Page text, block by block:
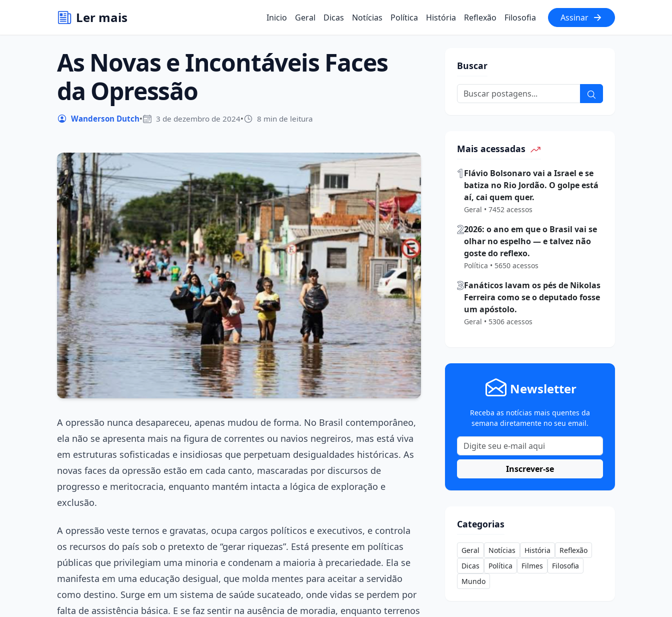
Ler mais Inicio Geral Dicas Notícias Política História Reflexão Filosofia Assinar
As Novas e Incontáveis Faces
da Opressão
Wanderson Dutch• 3 de dezembro de 2024• 8 min de leitura
A opressão nunca desapareceu, apenas mudou de forma. No Brasil contemporâneo,
ela não se apresenta mais na figura de correntes ou navios negreiros, mas está viva
em estruturas sofisticadas e insidiosas que perpetuam desigualdades históricas. As
novas faces da opressão estão em cada canto, mascaradas por discursos de
progresso e meritocracia, enquanto mantém intacta a lógica de exploração e
exclusão.
A opressão veste ternos e gravatas, ocupa cargos políticos e executivos, e controla
os recursos do país sob o pretexto de “gerar riquezas”. Está presente em políticas
públicas que privilegiam uma minoria e condenam a maioria à precariedade. Ela se
manifesta em uma educação desigual, que molda mentes para aceitar a servidão
como destino. Surge em um sistema de saúde sucateado, onde vidas se perdem por
falta de assistência básica. E se faz sentir na ausência de moradia, enquanto terrenos
Buscar
Mais acessadas
1Flávio Bolsonaro vai a Israel e se
batiza no Rio Jordão. O golpe está
aí, cai quem quer.
Geral • 7452 acessos
22026: o ano em que o Brasil vai se
olhar no espelho — e talvez não
goste do reflexo.
Política • 5650 acessos
3Fanáticos lavam os pés de Nikolas
Ferreira como se o deputado fosse
um apóstolo.
Geral • 5306 acessos
Newsletter
Receba as notícias mais quentes da
semana diretamente no seu email.
Inscrever-se
Categorias
Geral Notícias História
Reflexão
Dicas
Política Filmes
Filosofia
Mundo